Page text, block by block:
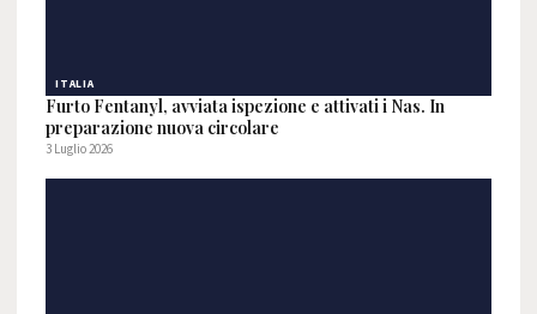
ITALIA
Furto Fentanyl, avviata ispezione e attivati i Nas. In
preparazione nuova circolare
3 Luglio 2026